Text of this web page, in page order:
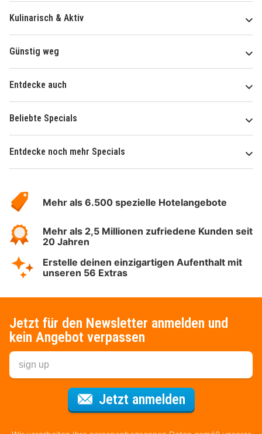
Kulinarisch & Aktiv
Günstig weg
Entdecke auch
Beliebte Specials
Entdecke noch mehr Specials
Hotelspecials
Mehr als 6.500 spezielle Hotelangebote
Mehr als 2,5 Millionen zufriedene Kunden seit
20 Jahren
Erstelle deinen einzigartigen Aufenthalt mit
unseren 56 Extras
Jetzt für den Newsletter anmelden und
kein Angebot verpassen
Jetzt anmeldenFür den